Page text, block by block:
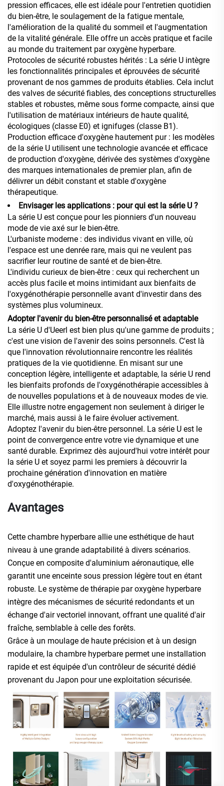
pression efficaces, elle est idéale pour l'entretien quotidien
du bien-être, le soulagement de la fatigue mentale,
l'amélioration de la qualité du sommeil et l'augmentation
de la vitalité générale. Elle offre un accès pratique et facile
au monde du traitement par oxygène hyperbare.
Protocoles de sécurité robustes hérités : La série U intègre
les fonctionnalités principales et éprouvées de sécurité
provenant de nos gammes de produits établies. Cela inclut
des valves de sécurité fiables, des conceptions structurelles
stables et robustes, même sous forme compacte, ainsi que
l'utilisation de matériaux intérieurs de haute qualité,
écologiques (classe E0) et ignifuges (classe B1).
Production efficace d'oxygène hautement pur : les modèles
de la série U utilisent une technologie avancée et efficace
de production d'oxygène, dérivée des systèmes d'oxygène
des marques internationales de premier plan, afin de
délivrer un débit constant et stable d'oxygène
thérapeutique.
Envisager les applications : pour qui est la série U ?
La série U est conçue pour les pionniers d'un nouveau
mode de vie axé sur le bien-être.
L'urbaniste moderne : des individus vivant en ville, où
l'espace est une denrée rare, mais qui ne veulent pas
sacrifier leur routine de santé et de bien-être.
L'individu curieux de bien-être : ceux qui recherchent un
accès plus facile et moins intimidant aux bienfaits de
l'oxygénothérapie personnelle avant d'investir dans des
systèmes plus volumineux.
Adopter l'avenir du bien-être personnalisé et adaptable
La série U d'Ueerl est bien plus qu'une gamme de produits ;
c'est une vision de l'avenir des soins personnels. C'est là
que l'innovation révolutionnaire rencontre les réalités
pratiques de la vie quotidienne. En misant sur une
conception légère, intelligente et adaptable, la série U rend
les bienfaits profonds de l'oxygénothérapie accessibles à
de nouvelles populations et à de nouveaux modes de vie.
Elle illustre notre engagement non seulement à diriger le
marché, mais aussi à le faire évoluer activement.
Adoptez l'avenir du bien-être personnel. La série U est le
point de convergence entre votre vie dynamique et une
santé durable. Exprimez dès aujourd'hui votre intérêt pour
la série U et soyez parmi les premiers à découvrir la
prochaine génération d'innovation en matière
d'oxygénothérapie.
Avantages
Cette chambre hyperbare allie une esthétique de haut
niveau à une grande adaptabilité à divers scénarios.
Conçue en composite d'aluminium aéronautique, elle
garantit une enceinte sous pression légère tout en étant
robuste. Le système de thérapie par oxygène hyperbare
intègre des mécanismes de sécurité redondants et un
échange d'air vectoriel innovant, offrant une qualité d'air
fraîche, semblable à celle des forêts.
Grâce à un moulage de haute précision et à un design
modulaire, la chambre hyperbare permet une installation
rapide et est équipée d'un contrôleur de sécurité dédié
provenant du Japon pour une exploitation sécurisée.